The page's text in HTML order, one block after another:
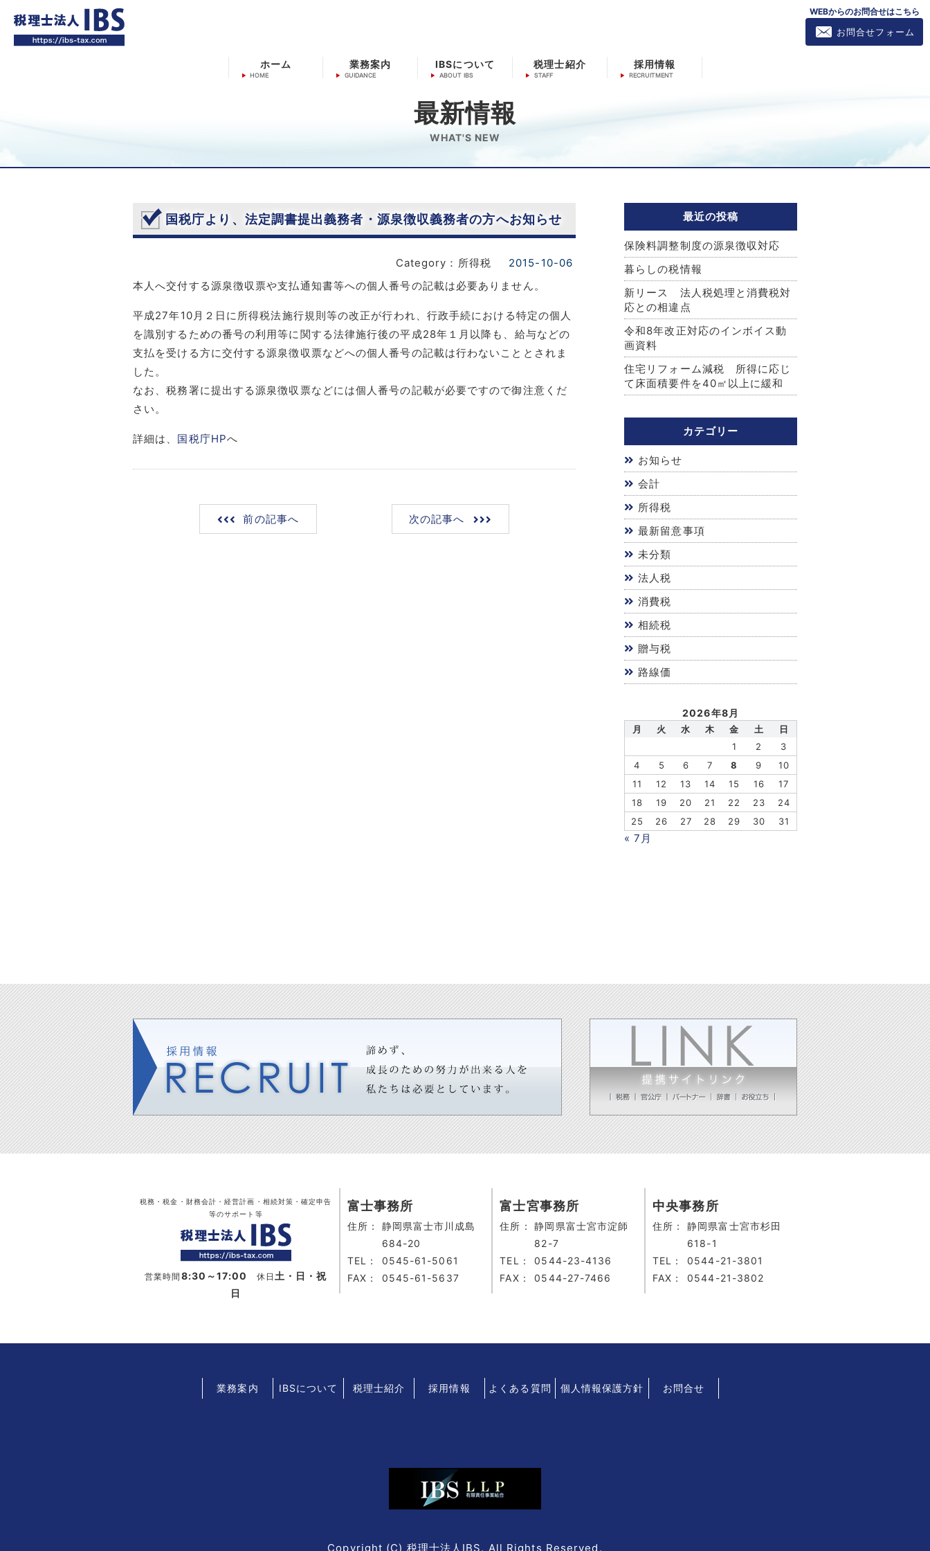
WEBからのお問合せはこちら
お問合せフォーム
ホーム 業務案内 IBSについて 税理士紹介 採用情報
最新情報
WHAT'S NEW
国税庁より、法定調書提出義務者・源泉徴収義務者の方へお知らせ
Category：所得税
2015-10-06
本人へ交付する源泉徴収票や支払通知書等への個人番号の記載は必要ありません。
平成27年10月２日に所得税法施行規則等の改正が行われ、行政手続における特定の個人
を識別するための番号の利用等に関する法律施行後の平成28年１月以降も、給与などの
支払を受ける方に交付する源泉徴収票などへの個人番号の記載は行わないこととされま
した。
なお、税務署に提出する源泉徴収票などには個人番号の記載が必要ですので御注意くだ
さい。
詳細は、 国税庁HPへ
前の記事へ 次の記事へ
最近の投稿
保険料調整制度の源泉徴収対応
暮らしの税情報
新リース 法人税処理と消費税対
応との相違点
令和8年改正対応のインボイス動
画資料
住宅リフォーム減税 所得に応じ
て床面積要件を40㎡以上に緩和
カテゴリー
お知らせ
会計
所得税
最新留意事項
未分類
法人税
消費税
相続税
贈与税
路線価
2026年8月
月 火 水 木 金 土
日
1
2
3
4
5 6 7 8 9
10
11
12 13 14 15 16
17
18
19 20 21 22 23
24
25
26 27 28 29 30 31
« 7月
税務・税金・財務会計・経営計画・相続対策・確定申告
等のサポート等
営業時間 8:30～17:00 休日 土・日・祝
日
富士事務所
住所：
静岡県富士市川成島
684-20
TEL：
0545-61-5061
FAX：
0545-61-5637
富士宮事務所
住所：
静岡県富士宮市淀師
82-7
TEL：
0544-23-4136
FAX：
0544-27-7466
中央事務所
住所：
静岡県富士宮市杉田
618-1
TEL：
0544-21-3801
FAX：
0544-21-3802
業務案内 IBSについて 税理士紹介 採用情報 よくある質問 個人情報保護方針 お問合せ
Copyright (C) 税理士法人IBS. All Rights Reserved.